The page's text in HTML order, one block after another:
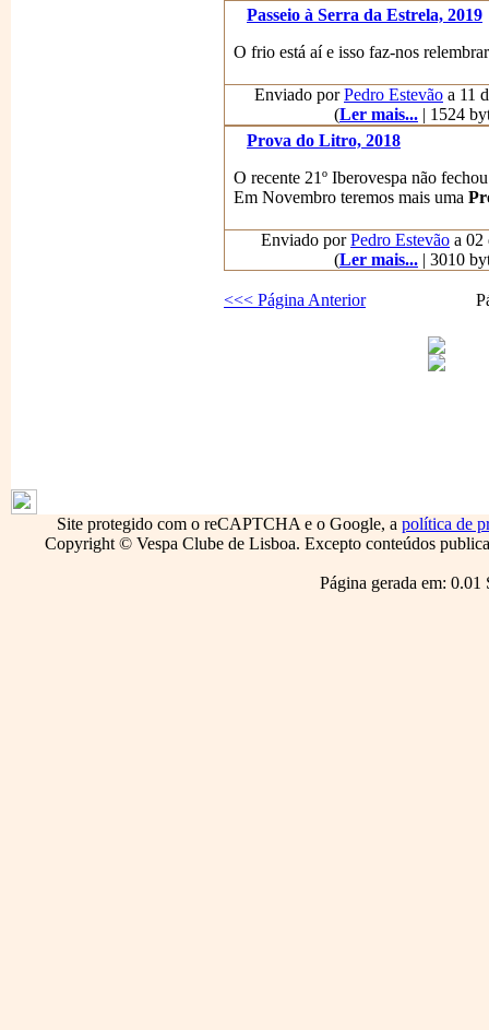
Passeio à Serra da Estrela, 2019
O frio está aí e isso faz-nos
Enviado porPedro Estevão a 11
(Ler mais... | 1524
Prova do Litro, 2018
O recente 21º Iberovespa não
Em Novembro teremos mais uma
Enviado porPedro Estevão a 02
(Ler mais... | 3010
<<< Página Anterior
Site protegido com o reCAPTCHA e o Google, a política de
Copyright © Vespa Clube de Lisboa. Excepto conteúdos
Página gerada em: 0.01